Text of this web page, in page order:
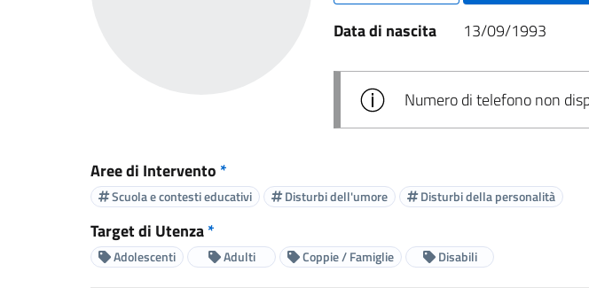
Data di nascita 13/09/1993
Numero di telefono non
Aree di Intervento *
Scuola e contesti educativi Disturbi dell'umore Disturbi della personalità
Target di Utenza*
Adolescenti Adulti Coppie / Famiglie Disabili